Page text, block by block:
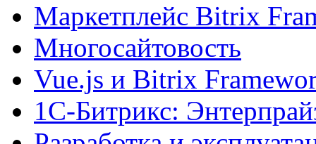
Маркетплейс Bitrix
Многосайтовость
Vue.js и Bitrix
1С-Битрикс: